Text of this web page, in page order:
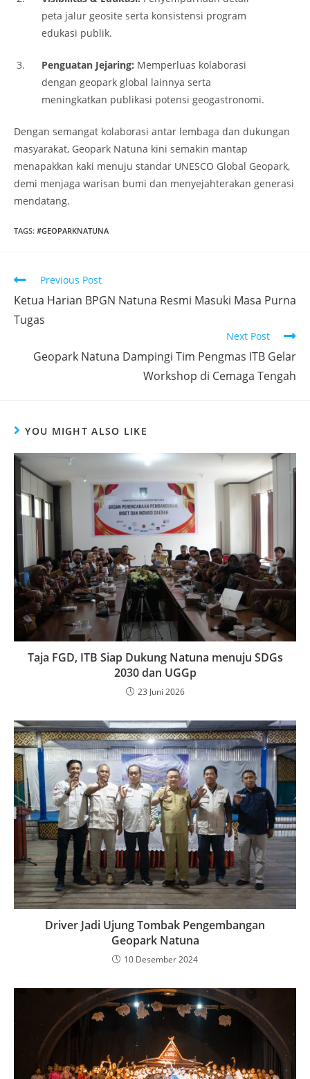
peta jalur geosite serta konsistensi program
edukasi publik.
Penguatan Jejaring: Memperluas kolaborasi
dengan geopark global lainnya serta
meningkatkan publikasi potensi geogastronomi.
Dengan semangat kolaborasi antar lembaga dan dukungan
masyarakat, Geopark Natuna kini semakin mantap
menapakkan kaki menuju standar UNESCO Global Geopark,
demi menjaga warisan bumi dan menyejahterakan generasi
mendatang.
TAGS: #GEOPARKNATUNA
Previous Post
Ketua Harian BPGN Natuna Resmi Masuki Masa Purna
Tugas
Next Post
Geopark Natuna Dampingi Tim Pengmas ITB Gelar
Workshop di Cemaga Tengah
YOU MIGHT ALSO LIKE
Taja FGD, ITB Siap Dukung Natuna menuju SDGs
2030 dan UGGp
23 Juni 2026
Driver Jadi Ujung Tombak Pengembangan
Geopark Natuna
10 Desember 2024